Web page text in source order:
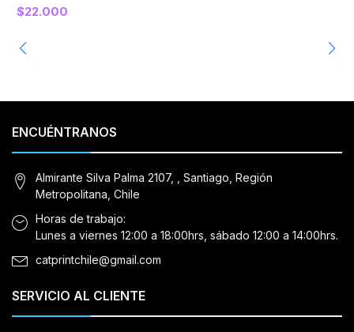
$22.000
ENCUÉNTRANOS
Almirante Silva Palma 2107, , Santiago, Región
Metropolitana, Chile
Horas de trabajo:
Lunes a viernes 12:00 a 18:00hrs, sábado 12:00 a 14:00hrs.
catprintchile@gmail.com
SERVICIO AL CLIENTE